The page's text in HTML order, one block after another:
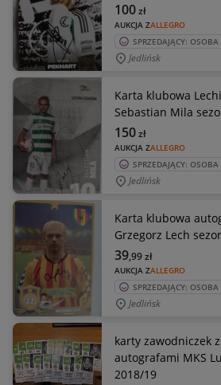
AUKCJA ZALLEGRO
100zł
SPRZEDAJĄCY:
Jedlińsk
Karta klubowa
Sebastian Mila
AUKCJA ZALLEGRO
150zł
SPRZEDAJĄCY:
Jedlińsk
Karta klubowa
Grzegorz Lech
AUKCJA ZALLEGRO
39,99zł
SPRZEDAJĄCY:
Jedlińsk
karty zawodniczek
autografami MKS
2018/19